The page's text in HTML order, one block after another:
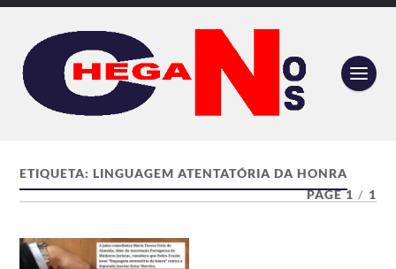
ETIQUETA:LINGUAGEM ATENTATÓRIA DA HONRA
PAGE 1 / 1